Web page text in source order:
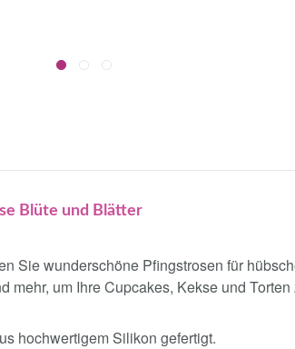
Blüte und Blätter
Sie wunderschöne Pfingstrosen für
mehr, um Ihre Cupcakes, Kekse und
hochwertigem Silikon gefertigt.